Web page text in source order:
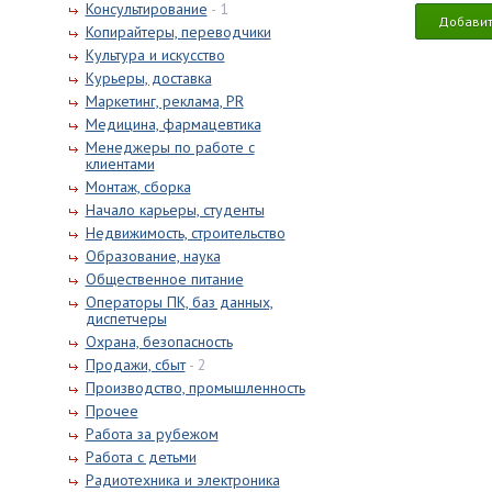
Консультирование - 1
Копирайтеры, переводчики
Культура и искусство
Курьеры, доставка
Маркетинг, реклама, PR
Медицина, фармацевтика
Менеджеры по работе с
клиентами
Монтаж, сборка
Начало карьеры, студенты
Недвижимость, строительство
Образование, наука
Общественное питание
Операторы ПК, баз данных,
диспетчеры
Охрана, безопасность
Продажи, сбыт - 2
Производство, промышленность
Прочее
Работа за рубежом
Работа с детьми
Радиотехника и электроника